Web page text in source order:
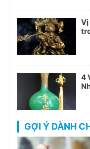
Vị
4
GỢI Ý DÀNH